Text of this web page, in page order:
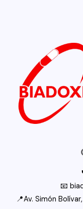
📧
📍Av. Simón